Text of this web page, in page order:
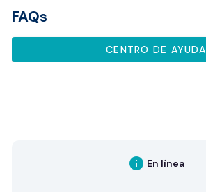
FAQs
CENTRO DE AYUDA
info En línea